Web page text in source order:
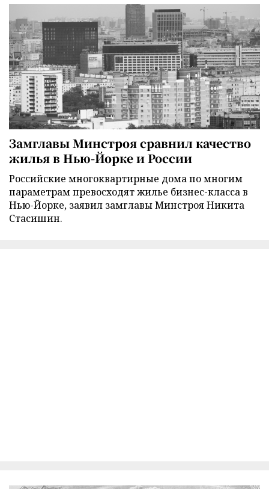
Замглавы Минстроя сравнил качество
жилья в Нью-Йорке и России
Российские многоквартирные дома по многим
параметрам превосходят жилье бизнес-класса в
Нью-Йорке, заявил замглавы Минстроя Никита
Стасишин.